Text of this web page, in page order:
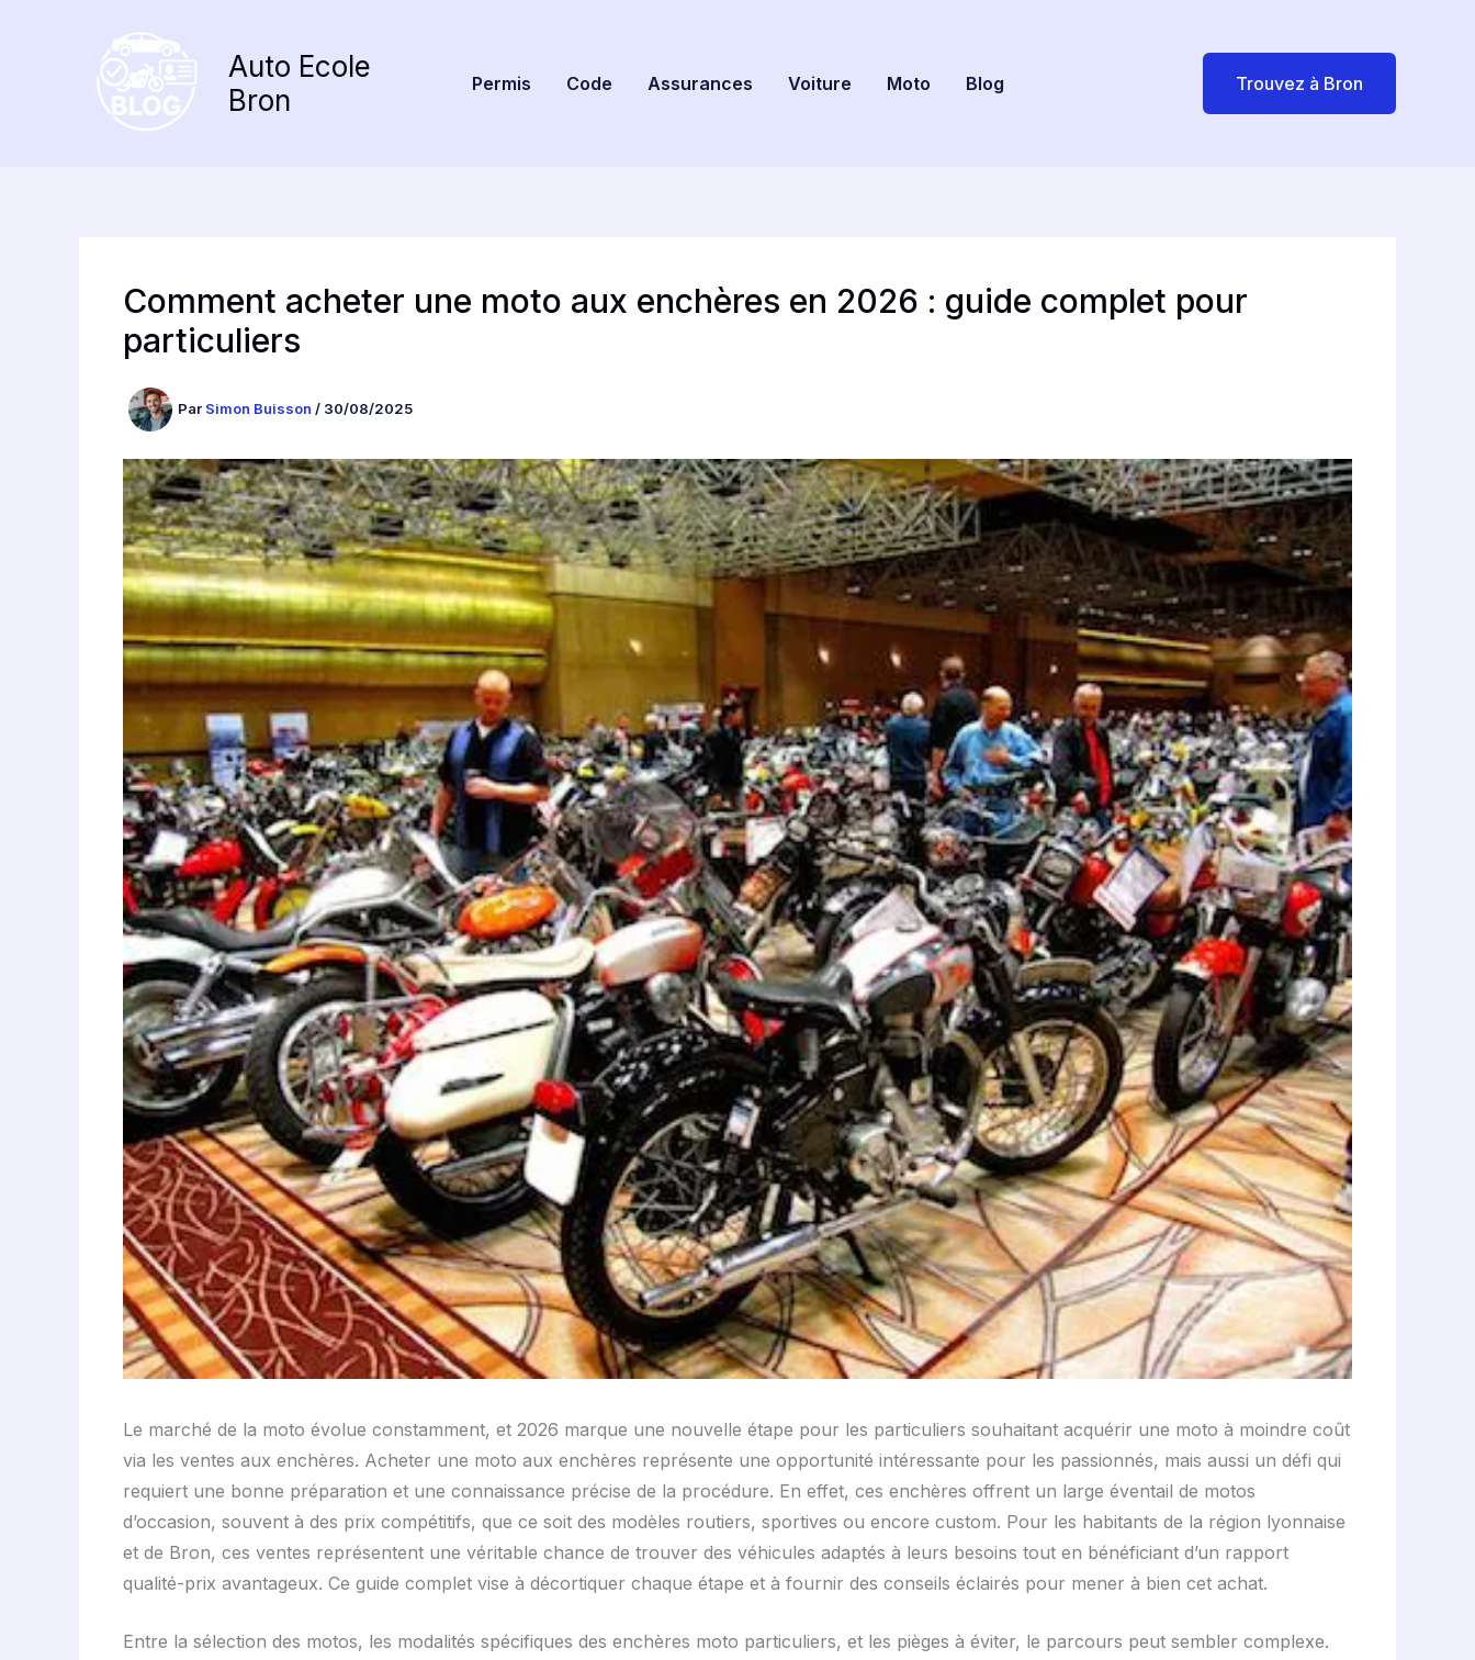
Auto Ecole
Bron
Permis Code Assurances Voiture Moto Blog Trouvez à Bron
Comment acheter une moto aux enchères en 2026 : guide complet pour
particuliers
Par Simon Buisson / 30/08/2025
Le marché de la moto évolue constamment, et 2026 marque une nouvelle étape pour les particuliers souhaitant acquérir une moto à moindre coût
via les ventes aux enchères. Acheter une moto aux enchères représente une opportunité intéressante pour les passionnés, mais aussi un défi qui
requiert une bonne préparation et une connaissance précise de la procédure. En effet, ces enchères offrent un large éventail de motos
d’occasion, souvent à des prix compétitifs, que ce soit des modèles routiers, sportives ou encore custom. Pour les habitants de la région lyonnaise
et de Bron, ces ventes représentent une véritable chance de trouver des véhicules adaptés à leurs besoins tout en bénéficiant d’un rapport
qualité-prix avantageux. Ce guide complet vise à décortiquer chaque étape et à fournir des conseils éclairés pour mener à bien cet achat.
Entre la sélection des motos, les modalités spécifiques des enchères moto particuliers, et les pièges à éviter, le parcours peut sembler complexe.